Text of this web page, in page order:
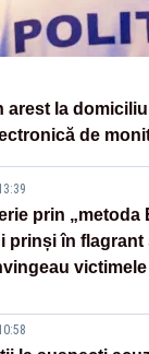
arest la
de
prin „metoda
prinși în flagrant
victimele